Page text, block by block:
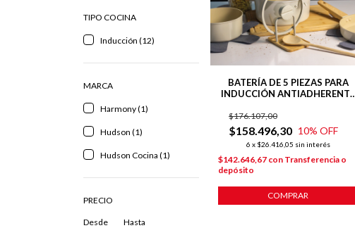
TIPO COCINA
Inducción (12)
MARCA
Harmony (1)
Hudson (1)
Hudson Cocina (1)
PRECIO
Desde Hasta
BATERÍA DE 5 PIEZAS PARA
INDUCCIÓN ANTIADHERENTE
$158.496,30
$176.107,00
10% OFF
6 x $26.416,05 sin interés
$142.646,67 con Transferencia o
depósito
COMPRAR